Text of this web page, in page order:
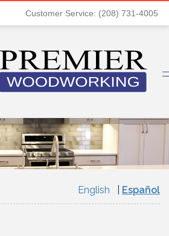
Customer Service: (208) 731-4005
English Español